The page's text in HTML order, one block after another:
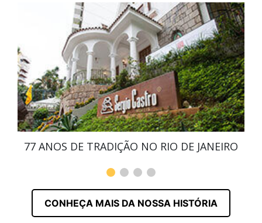
77 ANOS DE TRADIÇÃO NO RIO DE JANEIRO
CONHEÇA MAIS DA NOSSA HISTÓRIA